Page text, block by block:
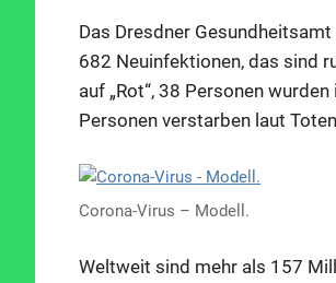
Das Dresdner
682 Neuinfektionen, das sind
auf „Rot“, 38 Personen
Personen verstarben laut
Corona-Virus – Modell.
Weltweit sind mehr als 157